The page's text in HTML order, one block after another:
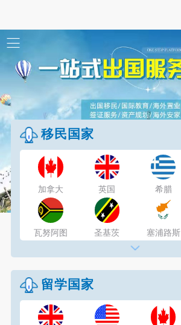
移民国家
加拿大 英国 希腊
瓦努阿图 圣基茨 塞浦路斯
澳大利亚
西班牙 菲律宾 新加坡
留学国家